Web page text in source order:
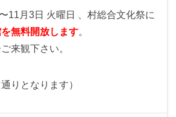
11月3日 火曜日 、村総合文化祭に
無料開放します。
来観下さい。
りとなります）